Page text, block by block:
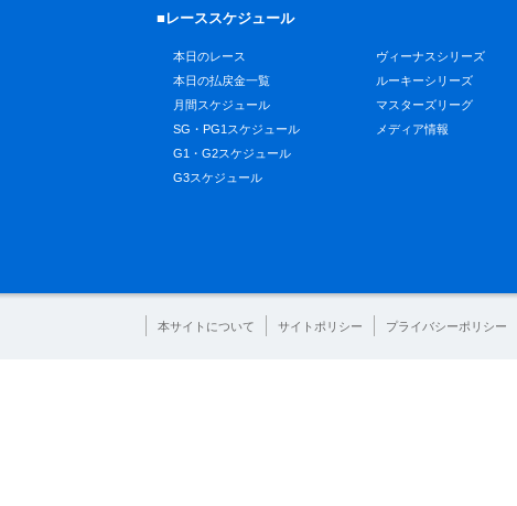
■レーススケジュール
本日のレース
本日の払戻金一覧
月間スケジュール
SG・PG1スケジュール
G1・G2スケジュール
G3スケジュール
ヴィーナスシリーズ
ルーキーシリーズ
マスターズリーグ
メディア情報
本サイトについて サイトポリシー プライバシーポリシー